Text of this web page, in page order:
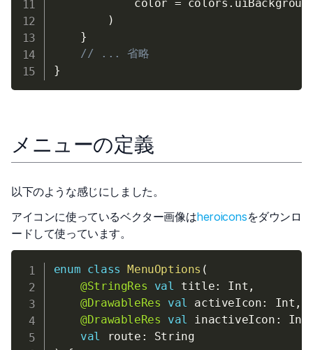
            color
= colors .
)
}
// ... 省略
}
メニューの定義
以下のような感じにしました。
アイコンに使っているベクター画像はheroiconsをダウンロ
ードして使っています。
enum class MenuOptions (
@StringRes
val title: Int ,
@DrawableRes
val activeIcon: Int ,
@DrawableRes
val inactiveIcon : Int
val
route :